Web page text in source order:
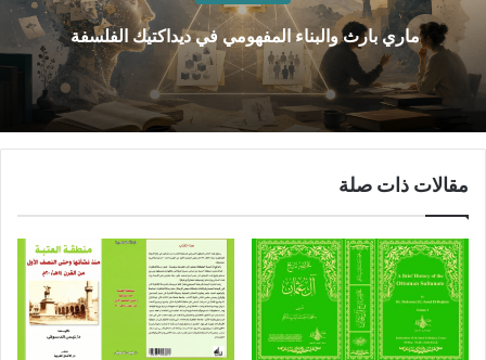
ماري بارث والبناء المفهومي في ديداكتيك الفلسفة
مقالات ذات صلة